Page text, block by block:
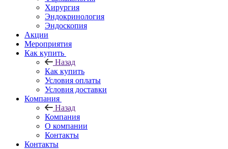
Хирургия
Эндокринология
Эндоскопия
Акции
Мероприятия
Как купить
Назад
Как купить
Условия оплаты
Условия доставки
Компания
Назад
Компания
О компании
Контакты
Контакты